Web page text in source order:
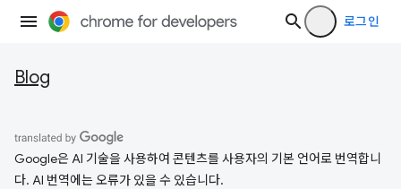
로그인
Blog
Google은 AI 기술을 사용하여 콘텐츠를 사용자의 기본 언어로 번역합니
다. AI 번역에는 오류가 있을 수 있습니다.